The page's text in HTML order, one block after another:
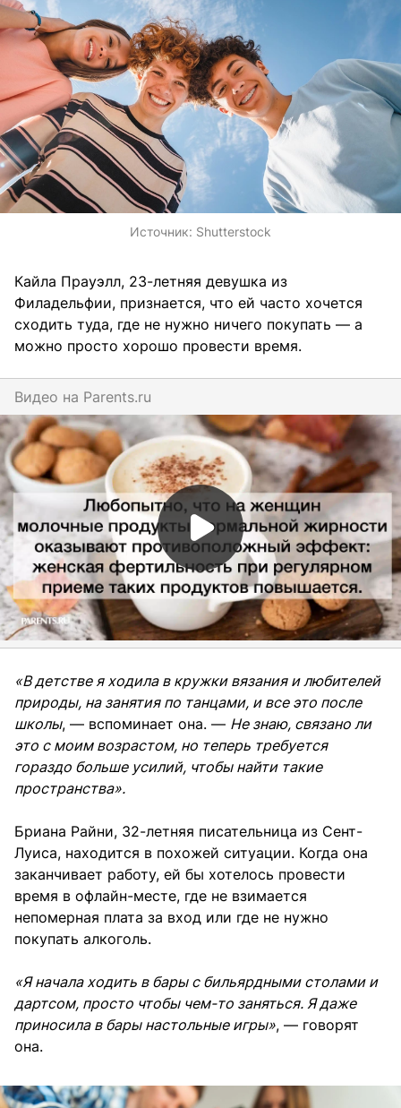
Источник: Shutterstock
Кайла Прауэлл, 23-летняя девушка из
Филадельфии, признается, что ей часто хочется
сходить туда, где не нужно ничего покупать — а
можно просто хорошо провести время.
Видео на parents.ru
«В детстве я ходила в кружки вязания и любителей
природы, на занятия по танцами, и все это после
школы, — вспоминает она. — Не знаю, связано ли
это с моим возрастом, но теперь требуется
гораздо больше усилий, чтобы найти такие
пространства».
Бриана Райни, 32-летняя писательница из Сент-
Луиса, находится в похожей ситуации. Когда она
заканчивает работу, ей бы хотелось провести
время в офлайн-месте, где не взимается
непомерная плата за вход или где не нужно
покупать алкоголь.
«Я начала ходить в бары с бильярдными столами и
дартсом, просто чтобы чем-то заняться. Я даже
приносила в бары настольные игры», — говорят
она.